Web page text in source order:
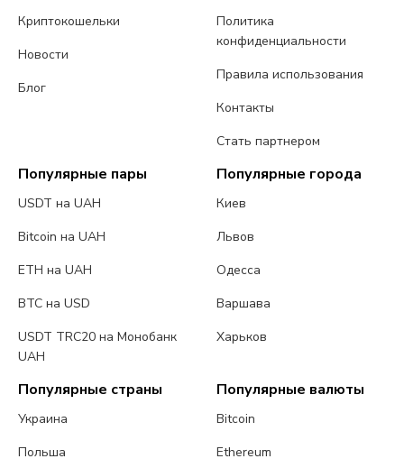
Криптокошельки
Новости
Блог
Политика
конфиденциальности
Правила использования
Контакты
Стать партнером
Популярные пары
USDT на UAH
Bitcoin на UAH
ETH на UAH
BTC на USD
USDT TRC20 на Монобанк
UAH
Популярные города
Киев
Львов
Одесса
Варшава
Харьков
Популярные страны
Украина
Польша
Популярные валюты
Bitcoin
Ethereum